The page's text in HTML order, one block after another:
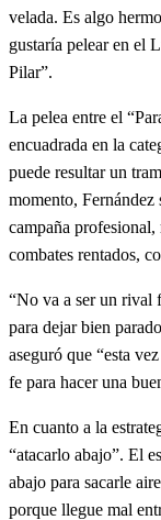
velada. Es algo
gustaría pelear en el
Pilar”.
La pelea entre el
encuadrada en la
puede resultar un
momento, Fernández
campaña
combates rentados,
“No va a ser un rival
para dejar bien
aseguró que “esta
fe para hacer una
En cuanto a la
“atacarlo abajo”. El
abajo para sacarle
porque llegue mal